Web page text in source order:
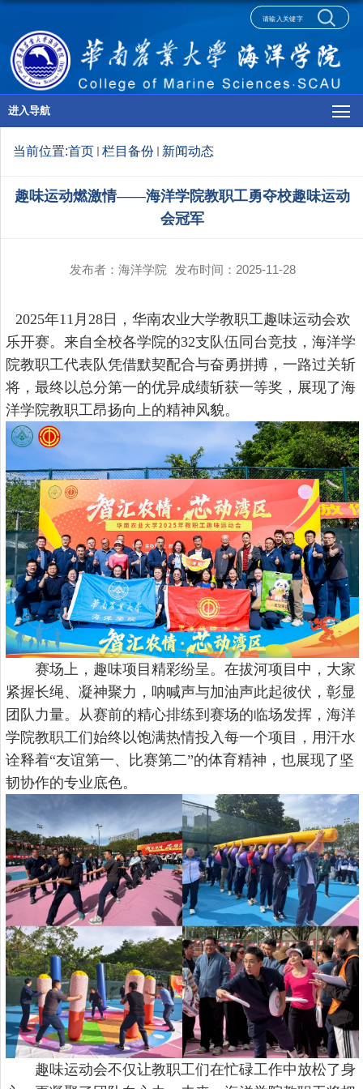
进入导航
当前位置:首页 栏目备份 新闻动态
趣味运动燃激情——海洋学院教职工勇夺校趣味运动
会冠军
发布者：海洋学院 发布时间：2025-11-28
2025年11 月 28 日，华南农业大学教职工趣味运动会欢
乐开赛。来自全校各学院的32支队伍同台竞技，海洋学
院教职工代表队凭借默契配合与奋勇拼搏，一路过关斩
将，最终以总分第一的优异成绩斩获一等奖，展现了海
洋学院教职工昂扬向上的精神风貌。
赛场上，趣味项目精彩纷呈。在拔河项目中，大家
紧握长绳、凝神聚力，呐喊声与加油声此起彼伏，彰显
团队力量。从赛前的精心排练到赛场的临场发挥，海洋
学院教职工们始终以饱满热情投入每一个项目，用汗水
诠释着“友谊第一、比赛第二”的体育精神，也展现了坚
韧协作的专业底色。
趣味运动会不仅让教职工们在忙碌工作中放松了身